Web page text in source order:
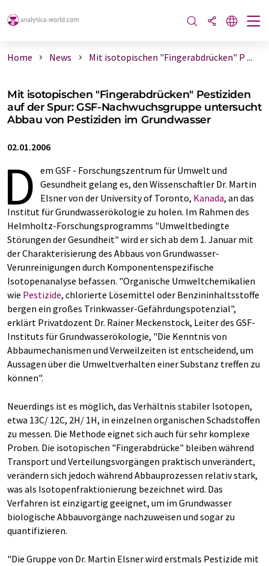
Home News Mit isotopischen "Fingerabdrücken" P ...
Mit isotopischen "Fingerabdrücken" Pestiziden
auf der Spur: GSF-Nachwuchsgruppe untersucht
Abbau von Pestiziden im Grundwasser
02.01.2006
D em GSF - Forschungszentrum für Umwelt und
Gesundheit gelang es, den Wissenschaftler Dr. Martin
Elsner von der University of Toronto, Kanada, an das
Institut für Grundwasserökologie zu holen. Im Rahmen des
Helmholtz-Forschungsprogramms "Umweltbedingte
Störungen der Gesundheit" wird er sich ab dem 1. Januar mit
der Charakterisierung des Abbaus von Grundwasser-
Verunreinigungen durch Komponentenspezifische
Isotopenanalyse befassen. "Organische Umweltchemikalien
wie Pestizide, chlorierte Lösemittel oder Benzininhaltsstoffe
bergen ein großes Trinkwasser-Gefährdungspotenzial",
erklärt Privatdozent Dr. Rainer Meckenstock, Leiter des GSF-
Instituts für Grundwasserökologie, "Die Kenntnis von
Abbaumechanismen und Verweilzeiten ist entscheidend, um
Aussagen über die Umweltverhalten einer Substanz treffen zu
können".
Neuerdings ist es möglich, das Verhältnis stabiler Isotopen,
etwa 13C/ 12C, 2H/ 1H, in einzelnen organischen Schadstoffen
zu messen. Die Methode eignet sich auch für sehr komplexe
Proben. Die isotopischen "Fingerabdrücke" bleiben während
Transport und Verteilungsvorgängen praktisch unverändert,
verändern sich jedoch während Abbauprozessen relativ stark,
was als Isotopenfraktionierung bezeichnet wird. Das
Verfahren ist einzigartig geeignet, um im Grundwasser
biologische Abbauvorgänge nachzuweisen und sogar zu
quantifizieren.
"Die Gruppe von Dr. Martin Elsner wird erstmals Pestizide mit